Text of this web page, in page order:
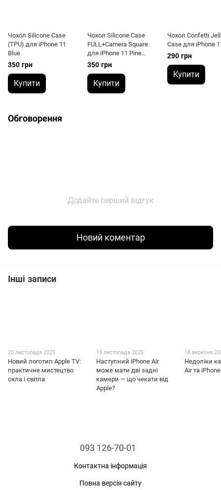
Чохол Silicone Case
(TPU) для iPhone 11
Blue
350 грн
Купити
Чохол Silicone Case
FULL+Camera Square
для iPhone 11 Pine
Green
350 грн
Купити
Чохол Confetti
Case для iPhone
290 грн
Купити
Обговорення
Додайте перший відгук
Новий коментар
Інші записи
20 листопада 2025
Новий логотип Apple TV:
практичне мистецтво
скла і світла
19 листопада 2025
Наступний iPhone Air
може мати дві задні
камери — що чекати від
Apple?
18 вересня
Недоліки
Air та
093 126-70-01
Контактна інформація
Повна версія сайту